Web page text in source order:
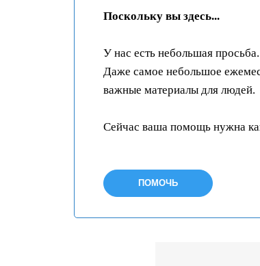
Поскольку вы здесь...
У нас есть небольшая
Даже самое небольшое
важные материалы для людей.
Сейчас ваша помощь нужна
ПОМОЧЬ